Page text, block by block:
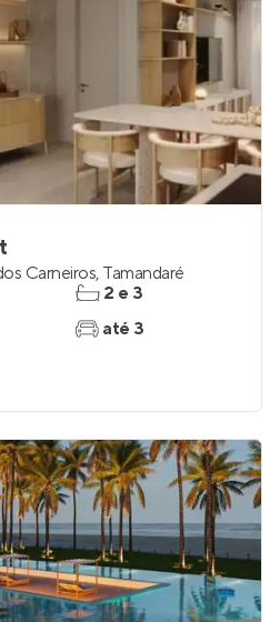
Carneiros, Tamandaré
2 e 3
até 3